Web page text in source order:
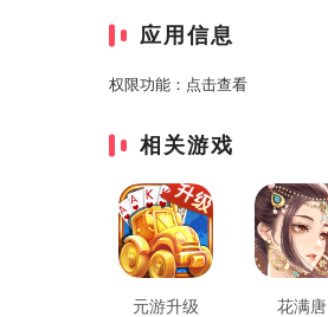
应用信息
权限功能： 点击查看
相关游戏
元游升级 花满唐